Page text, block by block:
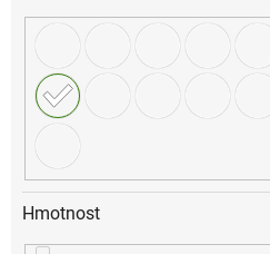
Hmotnost